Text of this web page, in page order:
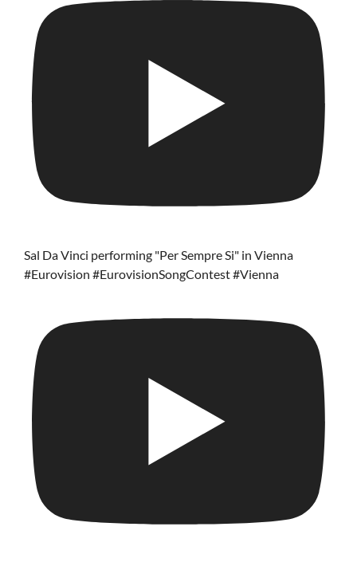
Sal Da Vinci performing "Per Sempre Si" in Vienna
#Eurovision #EurovisionSongContest #Vienna